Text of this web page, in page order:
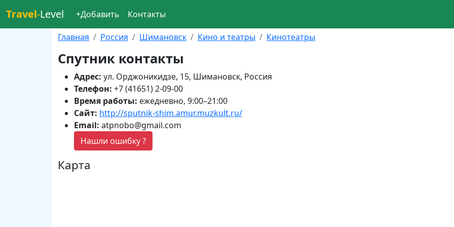
Travel-Level +Добавить Контакты
Главная Россия Шимановск Кино и театры Кинотеатры
Спутник контакты
Адрес: ул. Орджоникидзе, 15, Шимановск, Россия
Телефон: +7 (41651) 2-09-00
Время работы: ежедневно, 9:00–21:00
Сайт: http://sputnik-shim.amur.muzkult.ru/
Email: atpnobo@gmail.com
Нашли ошибку ?
Карта